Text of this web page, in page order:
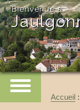
Bienvenue à
Accueil: